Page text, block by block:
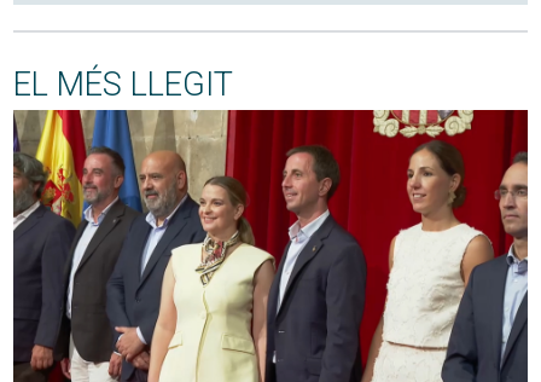
EL MÉS LLEGIT